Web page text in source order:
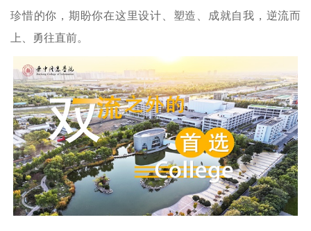
珍惜的你，期盼你在这里设计、塑造、成就自我，逆流而
上、勇往直前。